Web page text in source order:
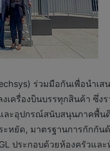
ร่วมมือกันเพื่อนำเ
ครื่องบินบรรทุกสินค้า ซึ่ง
ละอุปกรณ์สนับสนุนภาคพื้
หยัด, มาตรฐานการกักกั
ประกอบด้วยห้องครัวแล